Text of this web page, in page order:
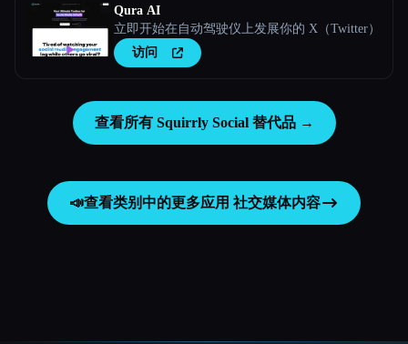
Qura AI
立即开始在自动驾驶仪上发展你的 X（Twitter）
访问
查看所有 Squirrly Social 替代品 →
📣查看类别中的更多应用 社交媒体内容